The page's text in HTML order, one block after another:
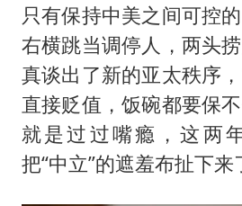
只有保持中美之间可控
右横跳当调停人，两头
真谈出了新的亚太秩序
直接贬值，饭碗都要保
就是过过嘴瘾，这两
把“中立”的遮羞布扯下来